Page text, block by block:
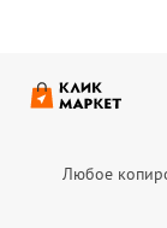
Любое